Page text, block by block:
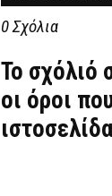
0 Σχόλια
Το σχόλιό
οι όροι